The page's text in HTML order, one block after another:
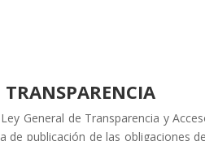
TRANSPARENCIA
General de Transparencia y
publicación de las obligaciones